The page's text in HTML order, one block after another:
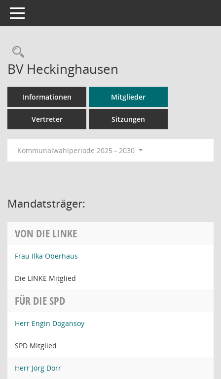
Toggle navigation
Rechercheauswahl
BV Heckinghausen
Informationen Mitglieder
Vertreter Sitzungen
Kommunalwahlperiode 2025 - 2030
Mandatsträger:
VON DIE LINKE
Frau Ilka Oberhaus
Die LINKE Mitglied
FÜR DIE SPD
Herr Engin Dogansoy
SPD Mitglied
Herr Jörg Dörr